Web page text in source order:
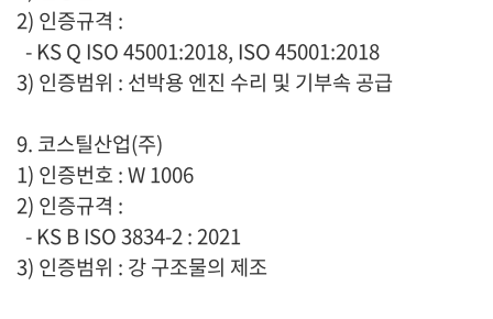
2) 인증규격 :
- KS Q ISO 45001:2018, ISO 45001:2018
3) 인증범위 : 선박용 엔진 수리 및 기부속 공급
9. 코스틸산업(주)
1) 인증번호 : W 1006
2) 인증규격 :
- KS B ISO 3834-2 : 2021
3) 인증범위 : 강 구조물의 제조